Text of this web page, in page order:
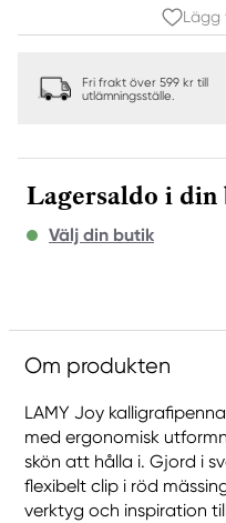
Lägg
Fri frakt över 599 kr till
utlämningsställe.
Lagersaldo i
Välj din butik
Om produkten
LAMY Joy
med ergonomisk
skön att hålla i. Gjord i
flexibelt clip i röd
verktyg och inspiration